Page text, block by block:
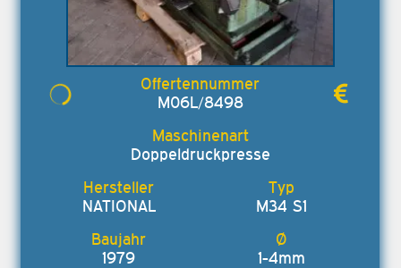
M06L/8498
Doppeldruckpresse
NATIONAL M34 S1
1979 1-4mm